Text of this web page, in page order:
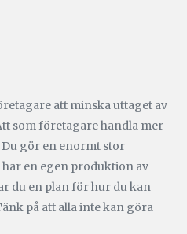
att minska uttaget av
som företagare handla mer
gör en enormt stor
en egen produktion av
du en plan för hur du kan
på att alla inte kan göra